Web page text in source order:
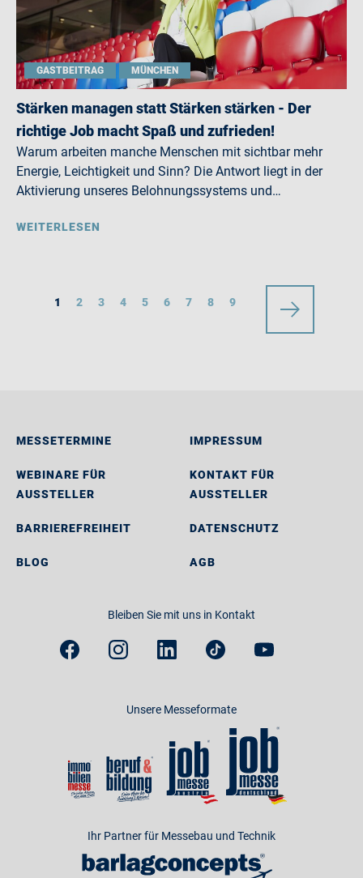
GASTBEITRAG MÜNCHEN
Stärken managen statt Stärken stärken - Der
richtige Job macht Spaß und zufrieden!
Warum arbeiten manche Menschen mit sichtbar mehr
Energie, Leichtigkeit und Sinn? Die Antwort liegt in der
Aktivierung unseres Belohnungssystems und…
WEITERLESEN
1 2 3 4 5 6 7 8 9
MESSETERMINE
WEBINARE FÜR
AUSSTELLER
BARRIEREFREIHEIT
BLOG
IMPRESSUM
KONTAKT FÜR
AUSSTELLER
DATENSCHUTZ
AGB
Bleiben Sie mit uns in Kontakt
Unsere Messeformate
Ihr Partner für Messebau und Technik